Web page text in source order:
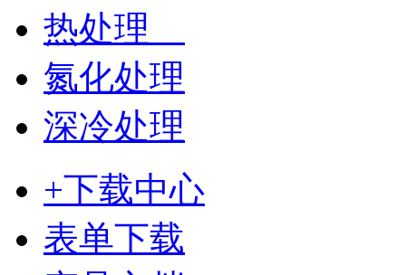
热处理
氮化处理
深冷处理
+下载中心
表单下载